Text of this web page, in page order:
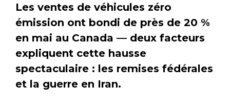
Les ventes de véhicules zéro
émission ont bondi de près de 20 %
en mai au Canada — deux facteurs
expliquent cette hausse
spectaculaire : les remises fédérales
et la guerre en Iran.